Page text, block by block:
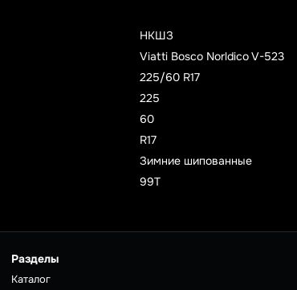
НКШЗ
Viatti Bosco Norldico V-523
225/60 R17
225
60
R17
Зимние шипованные
99T
Разделы
Каталог